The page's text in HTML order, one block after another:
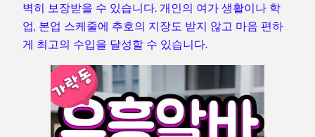
벽히 보장받을 수 있습니다. 개인의 여가 생활이나 학
업, 본업 스케줄에 추호의 지장도 받지 않고 마음 편하
게 최고의 수입을 달성할 수 있습니다.